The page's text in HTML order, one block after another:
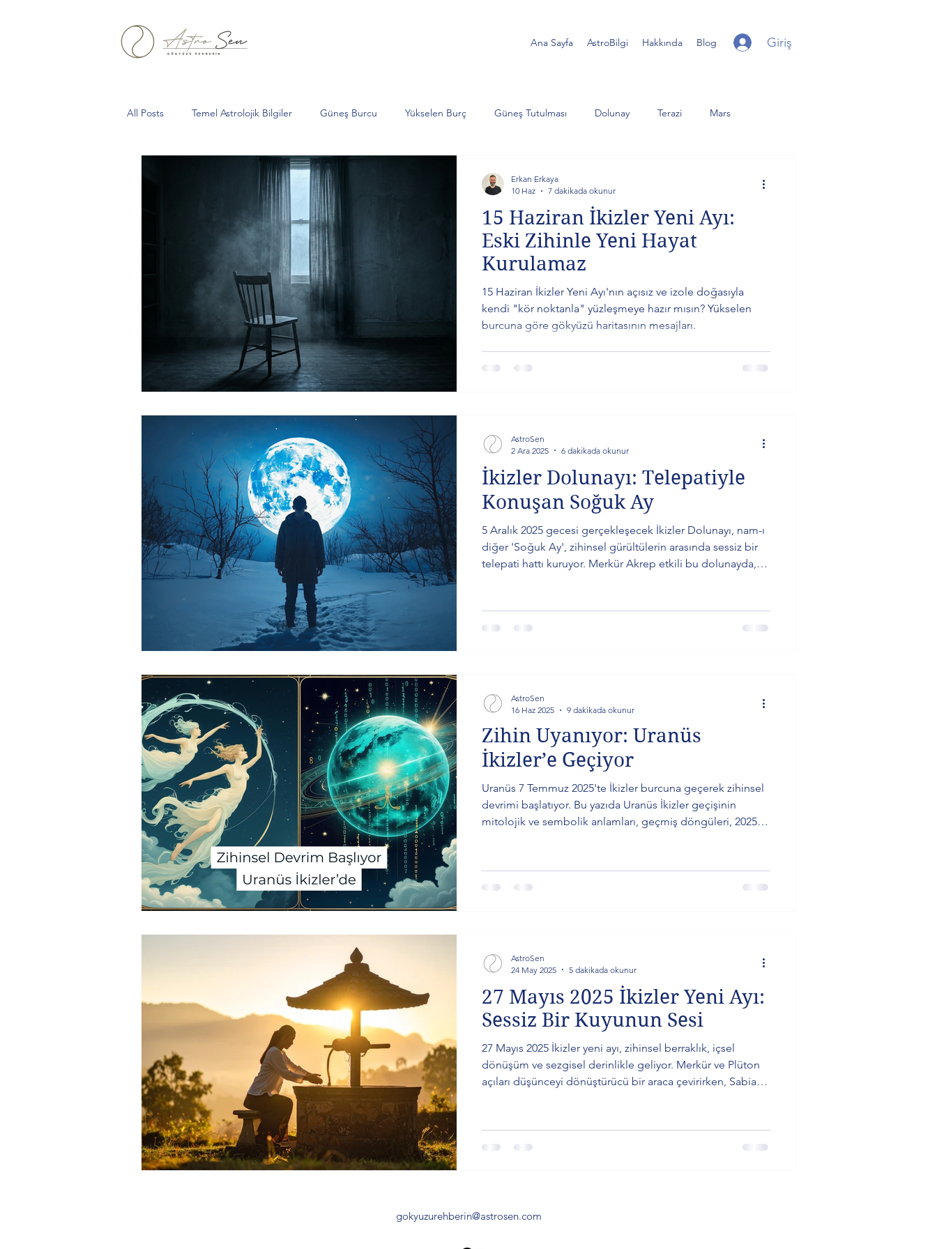
Ana Sayfa AstroBilgi Hakkında Blog Giriş
All Posts Temel Astrolojik Bilgiler Güneş Burcu Yükselen Burç Güneş Tutulması Dolunay Terazi Mars
Boğa
Tarihsel Astrolojik Analiz Balık Yengeç burcu Süper Dolunay Günberi
Kurt Dolunayı Satürn ve Neptün
15 Haziran İkizler Yeni Ayı:
Eski Zihinle Yeni Hayat
Kurulamaz
15 Haziran İkizler Yeni Ayı'nın açısız ve izole doğasıyla
kendi "kör noktanla" yüzleşmeye hazır mısın? Yükselen
burcuna göre gökyüzü haritasının mesajları.
Erkan Erkaya
10 Haz
7 dakikada okunur
İkizler Dolunayı: Telepatiyle
Konuşan Soğuk Ay
5 Aralık 2025 gecesi gerçekleşecek İkizler Dolunayı, nam-ı
diğer 'Soğuk Ay', zihinsel gürültülerin arasında sessiz bir
telepati hattı kuruyor. Merkür Akrep etkili bu dolunayda,
burçlara özel detaylı analizler ve farkındalık soruları bu
yazıda.
AstroSen
2 Ara 2025
6 dakikada okunur
Zihin Uyanıyor: Uranüs
İkizler’e Geçiyor
Uranüs 7 Temmuz 2025'te İkizler burcuna geçerek zihinsel
devrimi başlatıyor. Bu yazıda Uranüs İkizler geçişinin
mitolojik ve sembolik anlamları, geçmiş döngüleri, 2025–
özgürleştiği bu süreçte, kişisel haritanızın size özel
mesajını keşfetmek için yazıyı okuyabilirsiniz.
AstroSen
16 Haz 2025
9 dakikada okunur
27 Mayıs 2025 İkizler Yeni Ayı:
Sessiz Bir Kuyunun Sesi
27 Mayıs 2025 İkizler yeni ayı, zihinsel berraklık, içsel
dönüşüm ve sezgisel derinlikle geliyor. Merkür ve Plüton
açıları düşünceyi dönüştürücü bir araca çevirirken, Sabian
ediyor. Burçlara göre etkilerini keşfet ve bu sessiz
dönüşümün çağrısını fark et.
AstroSen
24 May 2025
5 dakikada okunur
gokyuzurehberin@astrosen.com